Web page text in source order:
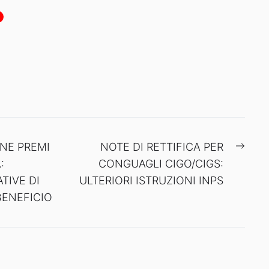
PREMI
DI
Next
NOTE DI RETTIFICA PER
CONGUAGLI CIGO/CIGS:
ULTERIORI ISTRUZIONI INPS